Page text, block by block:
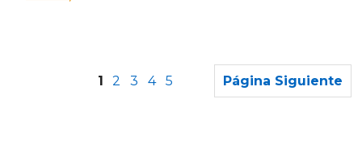
1 2 3 4 5 Página Siguiente